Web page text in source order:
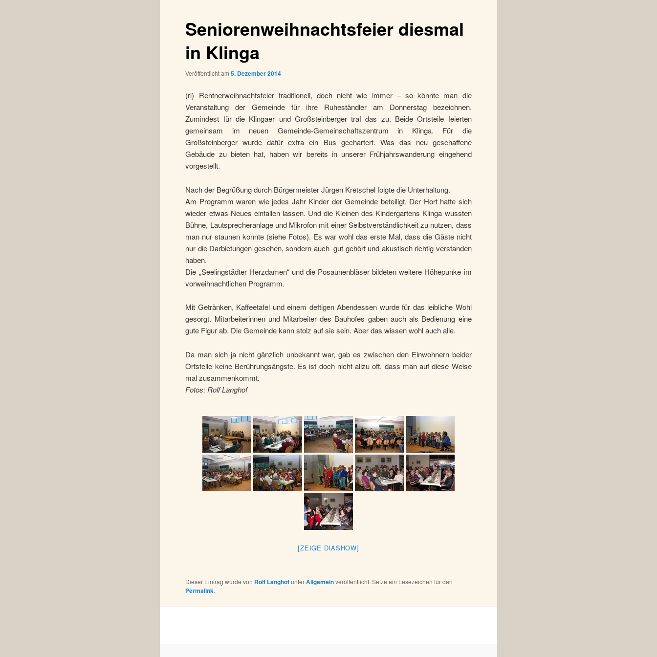
Seniorenweihnachtsfeier diesmal
in Klinga
Veröffentlicht am5. Dezember 2014
(rl) Rentnerweihnachtsfeier traditionell, doch nicht wie immer – so könnte man die
Veranstaltung der Gemeinde für ihre Ruheständler am Donnerstag bezeichnen.
Zumindest für die Klingaer und Großsteinberger traf das zu. Beide Ortsteile feierten
gemeinsam im neuen Gemeinde-Gemeinschaftszentrum in Klinga. Für die
Großsteinberger wurde dafür extra ein Bus gechartert. Was das neu geschaffene
Gebäude zu bieten hat, haben wir bereits in unserer Frühjahrswanderung eingehend
vorgestellt.
Nach der Begrüßung durch Bürgermeister Jürgen Kretschel folgte die Unterhaltung.
Am Programm waren wie jedes Jahr Kinder der Gemeinde beteiligt. Der Hort hatte sich
wieder etwas Neues einfallen lassen. Und die Kleinen des Kindergartens Klinga wussten
Bühne, Lautsprecheranlage und Mikrofon mit einer Selbstverständlichkeit zu nutzen, dass
man nur staunen konnte (siehe Fotos). Es war wohl das erste Mal, dass die Gäste nicht
nur die Darbietungen gesehen, sondern auch gut gehört und akustisch richtig verstanden
haben.
Die „Seelingstädter Herzdamen“ und die Posaunenbläser bildeten weitere Höhepunke im
vorweihnachtlichen Programm.
Mit Getränken, Kaffeetafel und einem deftigen Abendessen wurde für das leibliche Wohl
gesorgt. Mitarbeiterinnen und Mitarbeiter des Bauhofes gaben auch als Bedienung eine
gute Figur ab. Die Gemeinde kann stolz auf sie sein. Aber das wissen wohl auch alle.
Da man sich ja nicht gänzlich unbekannt war, gab es zwischen den Einwohnern beider
Ortsteile keine Berührungsängste. Es ist doch nicht allzu oft, dass man auf diese Weise
mal zusammenkommt.
Fotos: Rolf Langhof
[ZEIGE DIASHOW]
Dieser Eintrag wurde von Rolf LanghofunterAllgemeinveröffentlicht. Setze ein Lesezeichen für den
Permalink.